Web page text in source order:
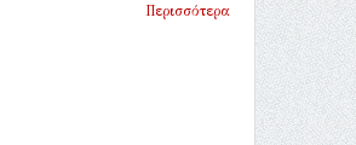
Περισσότερα